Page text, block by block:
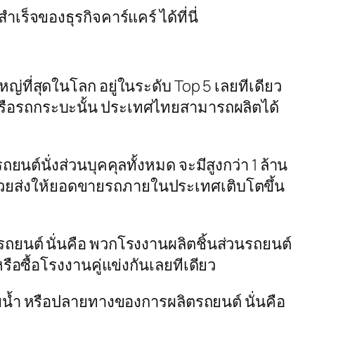
เร็จของธุรกิจคาร์แคร์ ได้ที่นี่
ที่สุดในโลก อยู่ในระดับ Top 5 เลยทีเดียว
รถกระบะนั้น ประเทศไทยสามารถผลิตได้
ยนต์นั่งส่วนบุคคุลทั้งหมด จะมีสูงกว่า 1 ล้าน
ส่งให้ยอดขายรถภายในประเทศเติบโตขึ้น
ยนต์ นั่นคือ พวกโรงงานผลิตชิ้นส่วนรถยนต์
อซื้อโรงงานคู่แข่งกันเลยทีเดียว
ำ หรือปลายทางของการผลิตรถยนต์ นั่นคือ